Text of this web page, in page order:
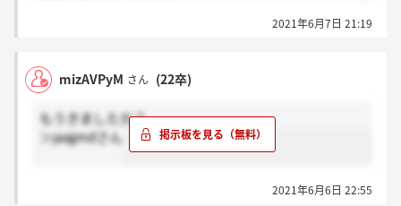
2021年6月7日 21:19
mizAVPyM さん (22卒)
もうきましたか？
＞jaajjmdさん
2021年6月6日 22:55